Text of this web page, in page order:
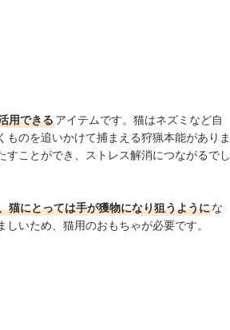
用できるアイテムです。 猫はネズミなど自
のを追いかけて捕まえる狩猟本能がありま
ことができ、ストレス解消につながるでし
猫にとっては手が獲物になり狙うようにな
いため、猫用のおもちゃが必要です。